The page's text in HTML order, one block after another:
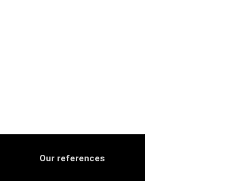
Our references